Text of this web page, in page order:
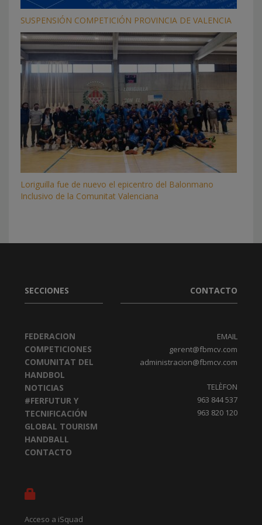
SUSPENSIÓN COMPETICIÓN PROVINCIA DE VALENCIA
Loriguilla fue de nuevo el epicentro del Balonmano
Inclusivo de la Comunitat Valenciana
SECCIONES
FEDERACION
COMPETICIONES
COMUNITAT DEL
HANDBOL
NOTICIAS
#FERFUTUR Y
TECNIFICACIÓN
GLOBAL TOURISM
HANDBALL
CONTACTO
Acceso a iSquad
CONTACTO
EMAIL
gerent@fbmcv.com
administracion@fbmcv.com
TELÈFON
963 844 537
963 820 120